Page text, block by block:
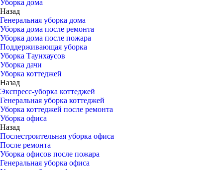
Уборка дома
Назад
Генеральная уборка дома
Уборка дома после ремонта
Уборка дома после пожара
Поддерживающая уборка
Уборка Таунхаусов
Уборка дачи
Уборка коттеджей
Назад
Экспресс-уборка коттеджей
Генеральная уборка коттеджей
Уборка коттеджей после ремонта
Уборка офиса
Назад
Послестроительная уборка офиса
После ремонта
Уборка офисов после пожара
Генеральная уборка офиса